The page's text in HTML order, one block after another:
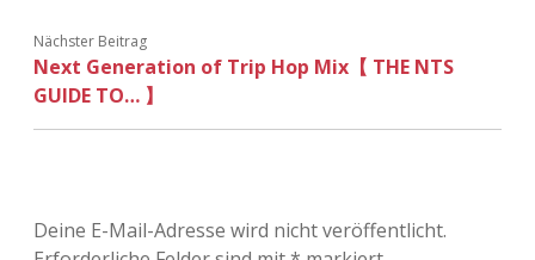
Nächster Beitrag
Next Generation of Trip Hop Mix【 THE NTS
GUIDE TO… 】
Deine E-Mail-Adresse wird nicht veröffentlicht.